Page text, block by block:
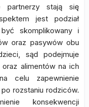
partnerzy stają się
jest podział
skomplikowany i
oraz pasywów obu
sąd podejmuje
alimentów na ich
celu zapewnienie
rozstaniu rodziców.
konsekwencji